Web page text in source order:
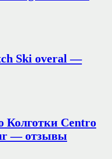
Ski overal —
Колготки Centro
— отзывы